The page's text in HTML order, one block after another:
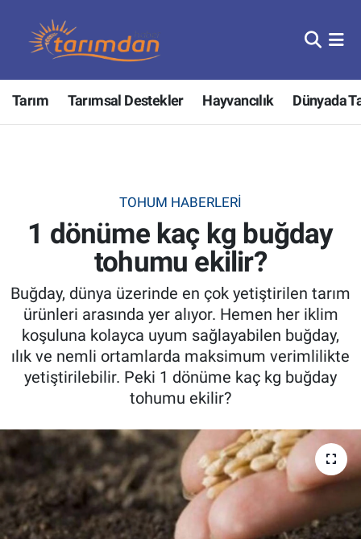
Tarım Tarımsal Destekler Hayvancılık Dünyada
TOHUM HABERLERI
1 dönüme kaç kg buğday
tohumu ekilir?
Buğday, dünya üzerinde en çok yetiştirilen tarım
ürünleri arasında yer alıyor. Hemen her iklim
koşuluna kolayca uyum sağlayabilen buğday,
ılık ve nemli ortamlarda maksimum verimlilikte
yetiştirilebilir. Peki 1 dönüme kaç kg buğday
tohumu ekilir?
Tarım
Hayvancılık
Tarımsal Destekler
Tarım Bakanlığı
TZOB
Tarım Kredi Kooperatifleri
Pankobirlik
Et fiyatları
Tarım Bilgisi
Yetiştirici Soruyor
Nöbetçi Eczaneler
Hava Durumu
Tüm Manşetler
Son Dakika Haberleri
Haber Arşivi